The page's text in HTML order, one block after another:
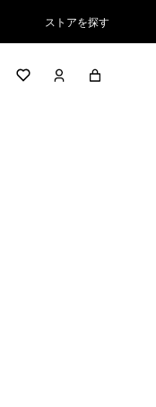
ストアを探す